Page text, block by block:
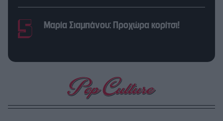
Μαρία Σιαμπάνου: Προχώρα κορίτσι!